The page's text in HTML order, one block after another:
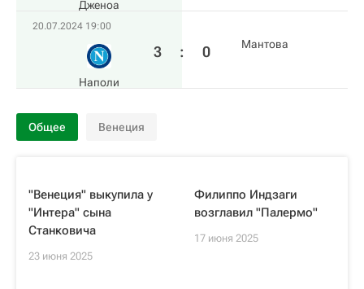
Дженоа
20.07.2024 19:00
Наполи
3 : 0 Мантова
Общее Венеция
"Венеция" выкупила у
"Интера" сына
Станковича
23 июня 2025
Филиппо Индзаги
возглавил "Палермо"
17 июня 2025